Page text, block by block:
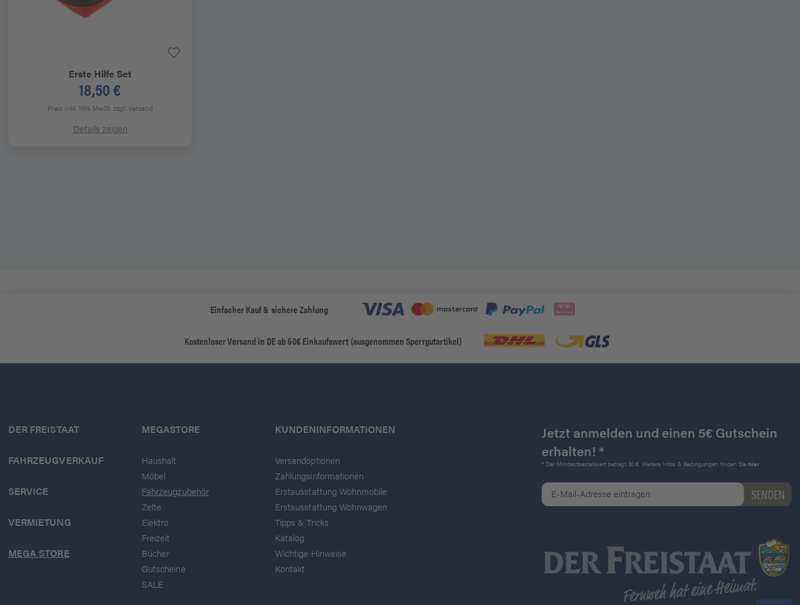
Erste Hilfe Set
18,50 €
Preis inkl. 19% MwSt.zzgl. Versand
Details zeigen
Einfacher Kauf & sichere Zahlung
Kostenloser Versand in DE ab 50€ Einkaufswert (ausgenommen Sperrgutartikel)
DER FREISTAAT
FAHRZEUGVERKAUF
SERVICE
VERMIETUNG
MEGA STORE
MEGASTORE
Haushalt
Möbel
Fahrzeugzubehör
Zelte
Elektro
Freizeit
Bücher
Gutscheine
SALE
KUNDENINFORMATIONEN
Versandoptionen
Zahlungsinformationen
Erstausstattung Wohnmobile
Erstausstattung Wohnwagen
Tipps & Tricks
Katalog
Wichtige Hinweise
Kontakt
Jetzt anmelden und einen 5€ Gutschein
erhalten! *
* Der Mindestbestellwert beträgt 30 €. Weitere Infos & Bedingungen finden Sie hier.